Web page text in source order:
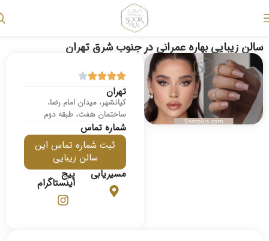
سالن زیبایی بهاره عمرانی در جنوب شرق تهران
تهران
کیانشهر، میدان امام رضا،
ساختمان هفت، طبقه دوم
شماره تماس
ثبت شماره تماس این
سالن زیبایی
مسیریابی
پیج
اینستاگرام